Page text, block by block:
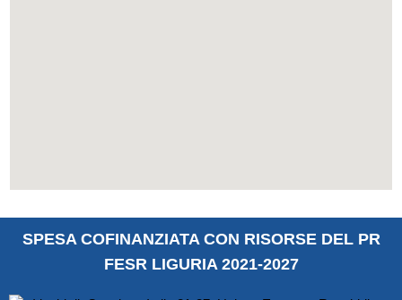
SPESA COFINANZIATA CON RISORSE DEL PR
FESR LIGURIA 2021-2027